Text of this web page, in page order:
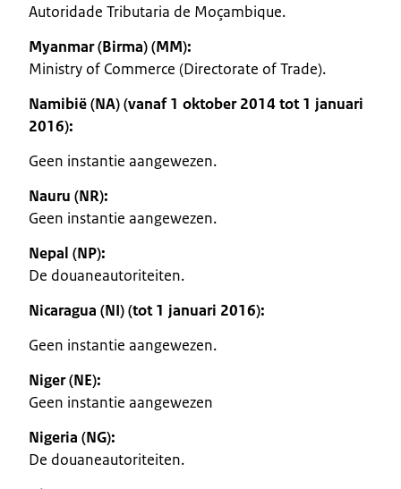
Autoridade Tributaria de Moçambique.
Myanmar (Birma) (MM):
Ministry of Commerce (Directorate of Trade).
Namibië (NA) (vanaf 1 oktober 2014 tot 1 januari
2016):
Geen instantie aangewezen.
Nauru (NR):
Geen instantie aangewezen.
Nepal (NP):
De douaneautoriteiten.
Nicaragua (NI) (tot 1 januari 2016):
Geen instantie aangewezen.
Niger (NE):
Geen instantie aangewezen
Nigeria (NG):
De douaneautoriteiten.